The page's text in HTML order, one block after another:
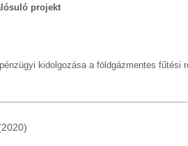
projekt
kidolgozása a földgázmentes fűtési